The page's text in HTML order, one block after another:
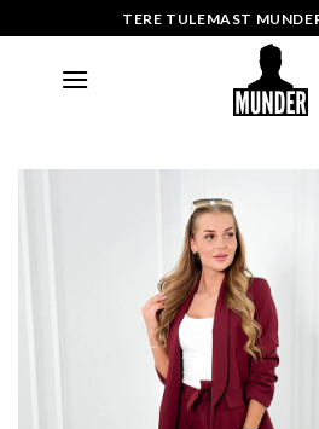
to
TERE TULEMAST